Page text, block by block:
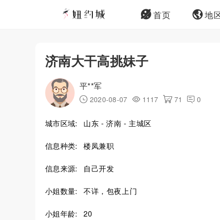
首页 地
济南大干高挑妹子
平**军
2020-08-07 1117 71 0
城市区域: 山东 - 济南 - 主城区
信息种类: 楼凤兼职
信息来源: 自己开发
小姐数量: 不详，包夜上门
小姐年龄: 20